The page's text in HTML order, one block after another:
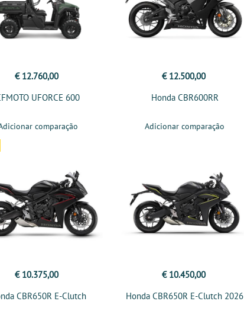
€ 12.760,00
UFORCE 600
comparação
€ 12.500,00
Honda CBR600RR
Adicionar comparação
€ 10.375,00
CBR650R E-Clutch
€ 10.450,00
Honda CBR650R E-Clutch 2026